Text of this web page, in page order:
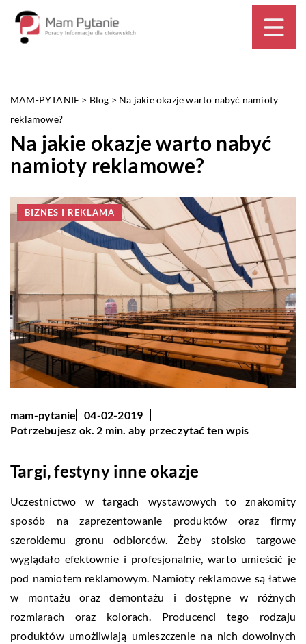
MAM-PYTANIE > Blog > Na jakie okazje warto nabyć namioty
reklamowe?
Na jakie okazje warto nabyć
namioty reklamowe?
BIZNES I REKLAMA
mam-pytanie
04-02-2019
Potrzebujesz ok. 2 min. aby przeczytać ten wpis
Targi, festyny inne okazje
Uczestnictwo w targach wystawowych to znakomity
sposób na zaprezentowanie produktów oraz firmy
szerokiemu gronu odbiorców. Żeby stoisko targowe
wyglądało efektownie i profesjonalnie, warto umieścić je
pod namiotem reklamowym. Namioty reklamowe są łatwe
w montażu oraz demontażu i dostępne w różnych
rozmiarach oraz kolorach. Producenci tego rodzaju
produktów umożliwiają umieszczenie na nich dowolnych